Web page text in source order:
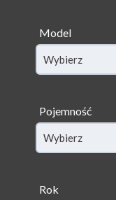
Model
filter[model]
Wybierz
Pojemność
filter[capacity]
Wybierz
Rok